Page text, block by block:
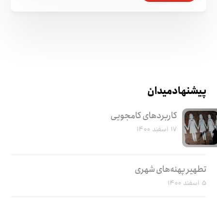
پیشنهاد میدان
کاربرد‌های کامجویی
۱۷ اسفند ۱۴۰۰
تطهیر پهنه‌های شهری
۵ اسفند ۱۴۰۰